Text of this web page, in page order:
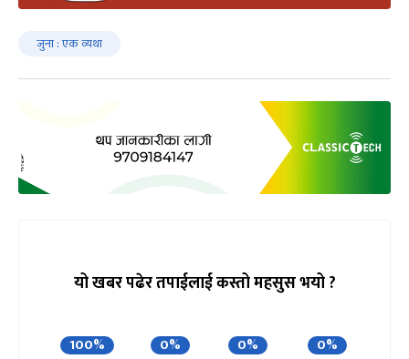
जुना : एक व्यथा
यो खबर पढेर तपाईलाई कस्तो महसुस भयो ?
100% 0% 0% 0%